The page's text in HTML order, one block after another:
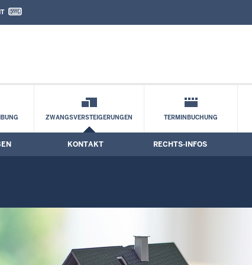
Kontaktformular
ZWANGSVERSTEIGERUNGEN TERMINBUCHUNG
KONTAKT RECHTS-INFOS